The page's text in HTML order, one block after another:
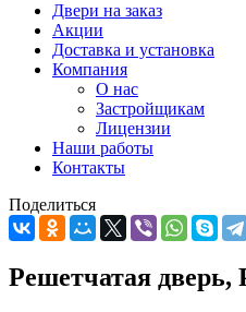
Двери на заказ
Акции
Доставка и установка
Компания
О нас
Застройщикам
Лицензии
Наши работы
Контакты
Поделиться
Решетчатая